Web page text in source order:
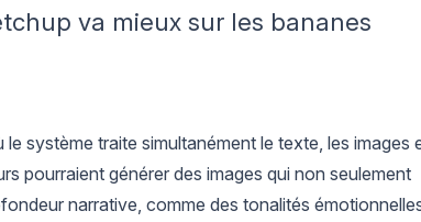
va mieux sur les bananes
système traite simultanément le texte, les images
pourraient générer des images qui non seulement
narrative, comme des tonalités